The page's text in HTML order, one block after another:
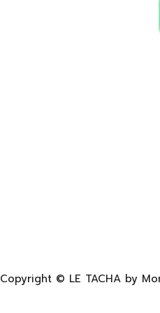
Copyright © LE TACHA by